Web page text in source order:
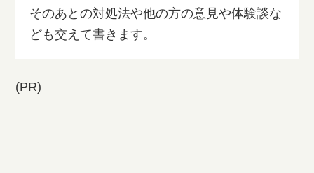
そのあとの対処法や他の方の意見や体験談な
ども交えて書きます。
(PR)